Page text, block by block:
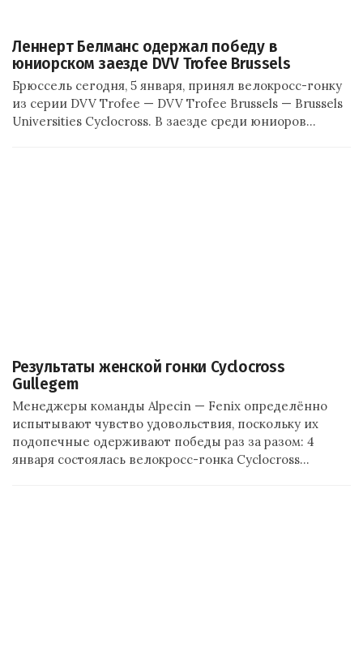
Леннерт Белманс одержал победу в
юниорском заезде DVV Trofee Brussels
Брюссель сегодня, 5 января, принял велокросс-гонку
из серии DVV Trofee — DVV Trofee Brussels — Brussels
Universities Cyclocross. В заезде среди юниоров…
Результаты женской гонки Cyclocross
Gullegem
Менеджеры команды Alpecin — Fenix определённо
испытывают чувство удовольствия, поскольку их
подопечные одерживают победы раз за разом: 4
января состоялась велокросс-гонка Cyclocross…